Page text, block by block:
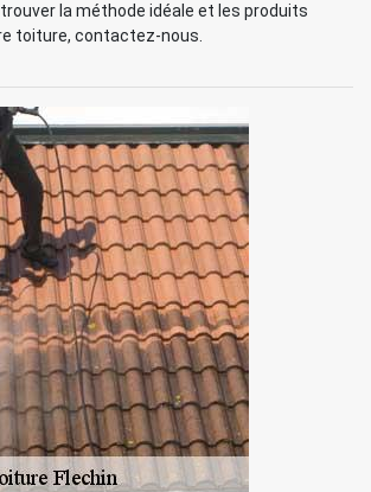
la méthode idéale et les produits
toiture, contactez-nous.